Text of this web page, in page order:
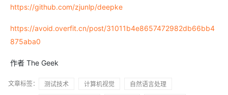
https://github.com/zjunlp/deepke
https://avoid.overfit.cn/post/31011b4e8657472982db66bb4
875aba0
作者 The Geek
文章标签： 测试技术 计算机视觉
自然语言处理